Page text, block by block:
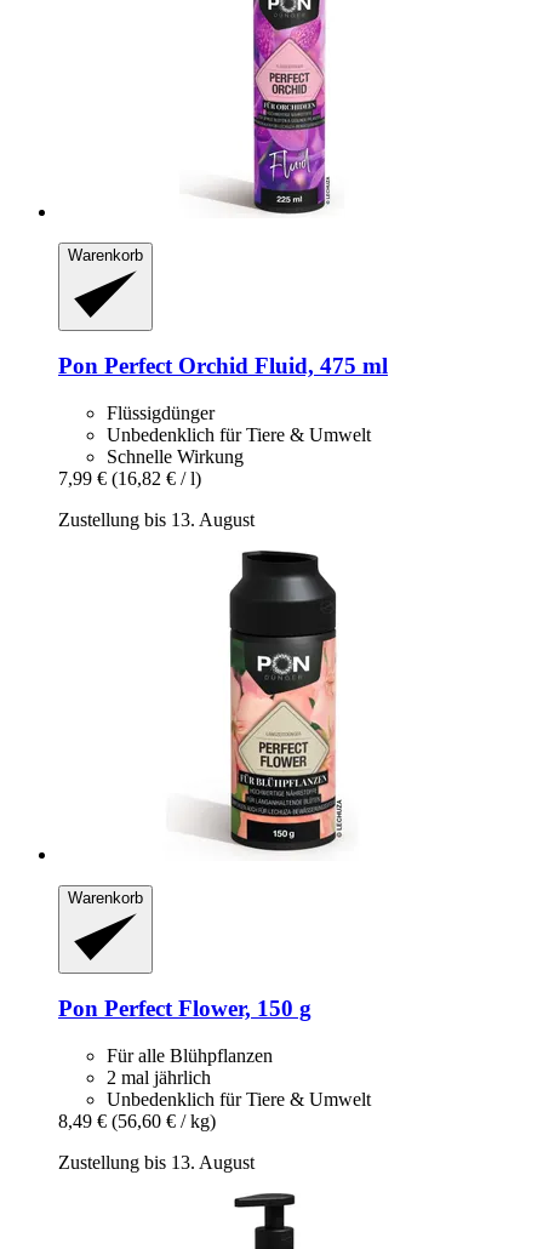
Warenkorb
Pon Perfect Orchid Fluid, 475 ml
Flüssigdünger
Unbedenklich für Tiere & Umwelt
Schnelle Wirkung
7,99 € (16,82 € / l)
Zustellung bis 13. August
Warenkorb
Pon Perfect Flower, 150 g
Für alle Blühpflanzen
2 mal jährlich
Unbedenklich für Tiere & Umwelt
8,49 € (56,60 € / kg)
Zustellung bis 13. August